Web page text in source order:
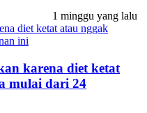
1 minggu yang lalu
karena diet ketat
mulai dari 24